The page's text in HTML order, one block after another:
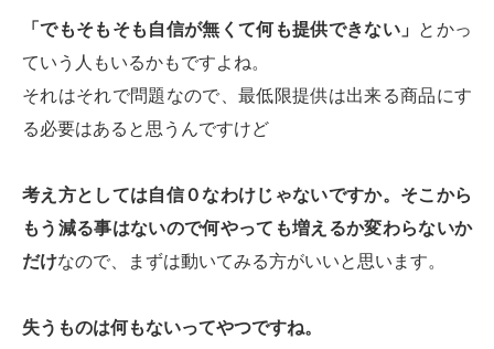
「でもそもそも自信が無くて何も提供できない」 とかっ
ていう人もいるかもですよね。
それはそれで問題なので、最低限提供は出来る商品にす
る必要はあると思うんですけど
考え方としては自信０なわけじゃないですか。そこから
もう減る事はないので何やっても増えるか変わらないか
だけなので、まずは動いてみる方がいいと思います。
失うものは何もないってやつですね。